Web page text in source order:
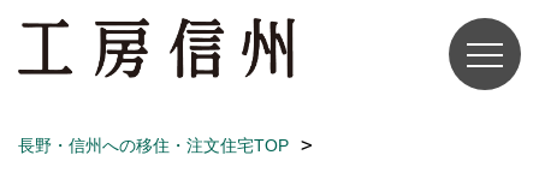
長野・信州への移住・注文住宅TOP